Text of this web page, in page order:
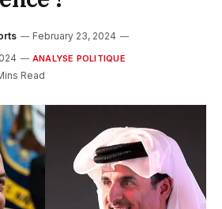
February 23, 2024
ANALYSE POLITIQUE
Read